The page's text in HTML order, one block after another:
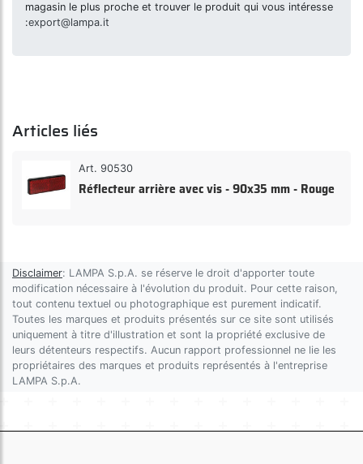
magasin le plus proche et trouver le produit qui vous intéresse
:export@lampa.it
Articles liés
Art. 90530
Réflecteur arrière avec vis - 90x35 mm - Rouge
Disclaimer: LAMPA S.p.A. se réserve le droit d'apporter toute
modification nécessaire à l'évolution du produit. Pour cette raison,
tout contenu textuel ou photographique est purement indicatif.
Toutes les marques et produits présentés sur ce site sont utilisés
uniquement à titre d'illustration et sont la propriété exclusive de
leurs détenteurs respectifs. Aucun rapport professionnel ne lie les
propriétaires des marques et produits représentés à l'entreprise
LAMPA S.p.A.